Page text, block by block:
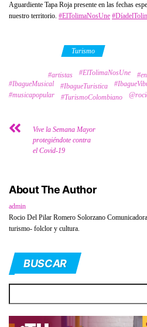
Aguardiente Tapa Roja presente en las fechas
nuestro territorio. #ElTolimaNosUne
Turismo
#artistas #ElTolimaNosUne
#IbagueMusical
#IbagueTuristica
#musicapopular
#TurismoColombiano
Vive la Semana Mayor
protegiéndote contra
el Covid-19
About The Author
admin
Rocio Del Pilar Romero Solorzano
turismo- folclor y cultura.
BUSCAR